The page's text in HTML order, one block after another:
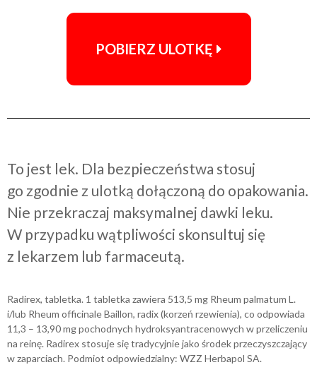
POBIERZ ULOTKĘ
To jest lek. Dla bezpieczeństwa stosuj
go zgodnie z ulotką dołączoną do opakowania.
Nie przekraczaj maksymalnej dawki leku.
W przypadku wątpliwości skonsultuj się
z lekarzem lub farmaceutą.
Radirex, tabletka. 1 tabletka zawiera 513,5 mg Rheum palmatum L.
i/lub Rheum officinale Baillon, radix (korzeń rzewienia), co odpowiada
11,3 – 13,90 mg pochodnych hydroksyantracenowych w przeliczeniu
na reinę. Radirex stosuje się tradycyjnie jako środek przeczyszczający
w zaparciach. Podmiot odpowiedzialny: WZZ Herbapol SA.